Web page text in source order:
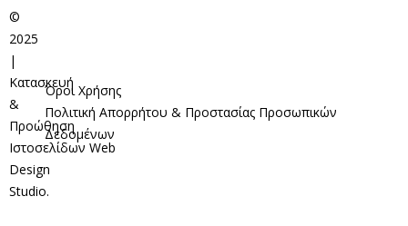
©
2025
|
Κατασκευή
&
Προώθηση
Ιστοσελίδων Web
Design
Studio.
Όροι Χρήσης
Πολιτική Απορρήτου & Προστασίας Προσωπικών
Δεδομένων